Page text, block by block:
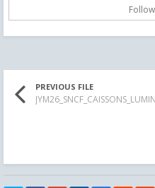
PREVIOUS FILE